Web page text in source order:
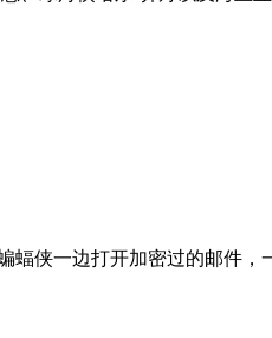
蝠侠一边打开加密过的邮件，